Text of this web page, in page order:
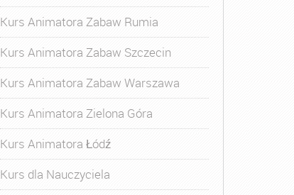
Kurs Animatora Zabaw Rumia
Kurs Animatora Zabaw Szczecin
Kurs Animatora Zabaw Warszawa
Kurs Animatora Zielona Góra
Kurs Animatora Łódź
Kurs dla Nauczyciela